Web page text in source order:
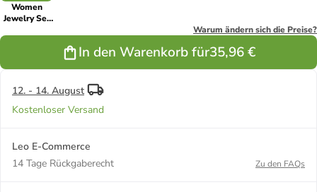
Women
Jewelry Set
Warum ändern sich die Preise?
In den Warenkorb für35,96 €
12. - 14. August
Kostenloser Versand
Leo E-Commerce
14 Tage Rückgaberecht
Zu den FAQs